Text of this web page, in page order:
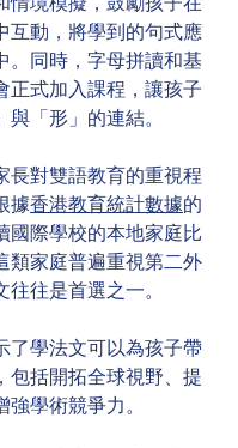
互動，將學到的句式應
。同時，字母拼讀和基
正式加入課程，讓孩子
「形」的連結。
長對雙語教育的重視程
據香港教育統計數據的
國際學校的本地家庭比
類家庭普遍重視第二外
往是首選之一。
了學法文可以為孩子帶
包括開拓全球視野、提
學術競爭力。